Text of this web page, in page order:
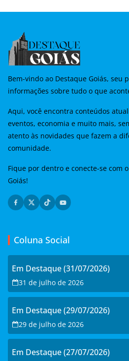
Bem-vindo ao Destaque Goiás, seu
informações sobre tudo o que
Aqui, você encontra conteúdos
eventos, economia e muito mais,
atento às novidades que fazem a
comunidade.
Fique por dentro e conecte-se com
Goiás!
Coluna Social
Em Destaque (31/07/2026)
31 de julho de 2026
Em Destaque (29/07/2026)
29 de julho de 2026
Em Destaque (27/07/2026)